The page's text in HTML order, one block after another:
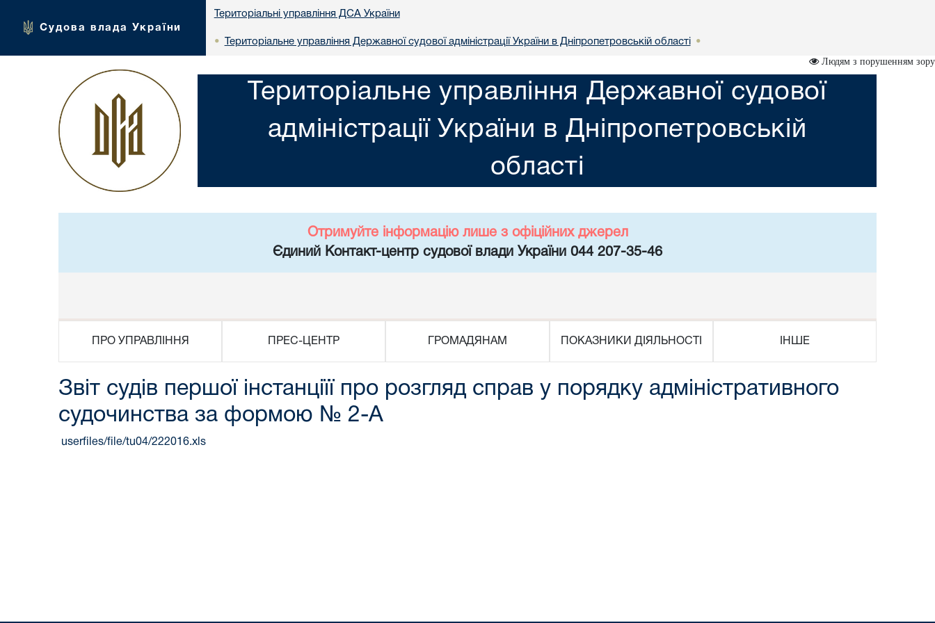
Судова влада України
Територіальні управління ДСА України
• Територіальне управління Державної судової адміністрації України в Днiпропетровській областi
•
Людям з порушенням зору
Територіальне управління Державної судової
адміністрації України в Днiпропетровській
областi
Отримуйте інформацію лише з офіційних джерел
Єдиний Контакт-центр судової влади України 044 207-35-46
ПРО УПРАВЛІННЯ ПРЕС-ЦЕНТР ГРОМАДЯНАМ ПОКАЗНИКИ ДІЯЛЬНОСТІ ІНШЕ
Звіт судів першої інстанціїї про розгляд справ у порядку адміністративного
судочинства за формою № 2-А
userfiles/file/tu04/222016.xls